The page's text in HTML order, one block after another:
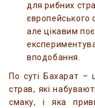
для рибних
але цікавим
вподобання.
По суті Бахарат –
страв, які
смаку, і яка